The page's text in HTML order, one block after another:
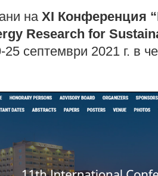
на XI Конференция
Research for
септември 2021 г. в